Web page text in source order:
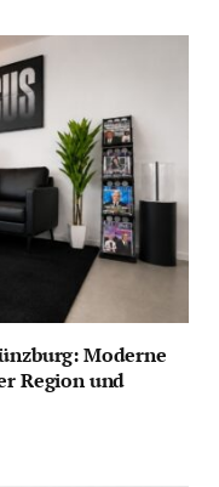
Moderne
Region und